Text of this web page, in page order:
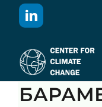
Дома
БАРАМЕ ОД ВЛАДИТЕ